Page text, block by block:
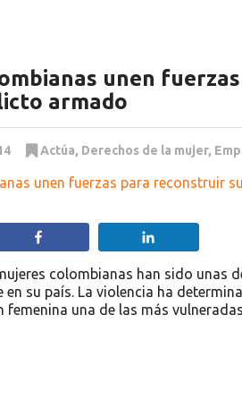
unen
armado
Actúa, Derechos de la mujer,
colombianas han sido unas
en su país. La violencia ha
femenina una de las más